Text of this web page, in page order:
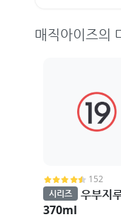
매직아이즈의
152
시리즈
우부지
370ml